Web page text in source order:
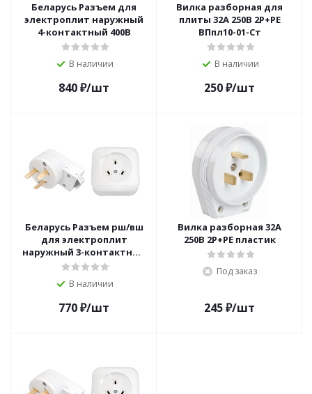
Беларусь Разъем для
электроплит наружный
4-контактный 400В
В наличии
840₽/шт
Вилка разборная для
плиты 32А 250В 2Р+РЕ
ВПпл10-01-Ст
В наличии
250₽/шт
Беларусь Разъем рш/вш
для электроплит
наружный 3-контактный
250В
В наличии
770₽/шт
Вилка разборная 32А
250В 2Р+РЕ пластик
Под заказ
245₽/шт